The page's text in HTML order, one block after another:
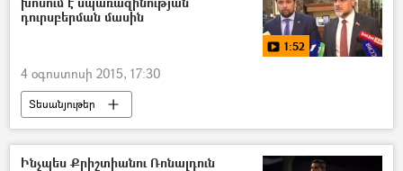
դուրսբերման մասին
1:52
4 օգոստոսի 2015, 17:30
Տեսանյութեր
Ինչպես Քրիշտիանու Ռոնալդուն